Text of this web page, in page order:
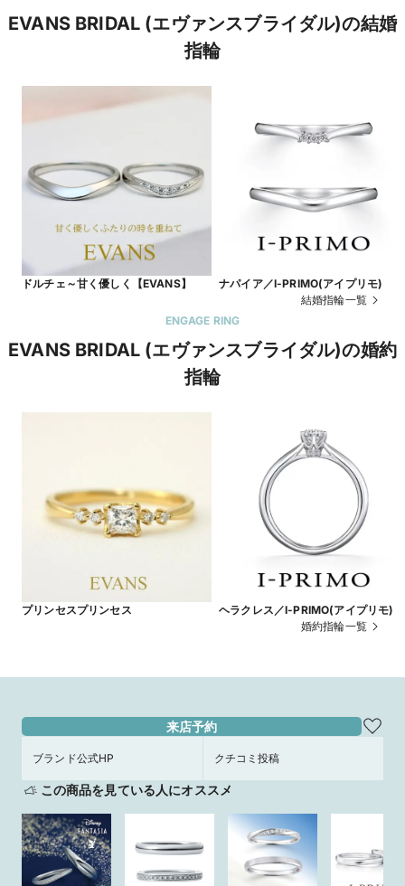
EVANS BRIDAL (エヴァンスブライダル)の結婚
指輪
ドルチェ～甘く優しく【EVANS】
ナパイア／I-PRIMO(アイプリモ)
結婚指輪一覧
ENGAGE RING
EVANS BRIDAL (エヴァンスブライダル)の婚約
指輪
プリンセスプリンセス
ヘラクレス／I-PRIMO(アイプリモ)
婚約指輪一覧
来店予約
ブランド公式HP クチコミ投稿
この商品を見ている人にオススメ